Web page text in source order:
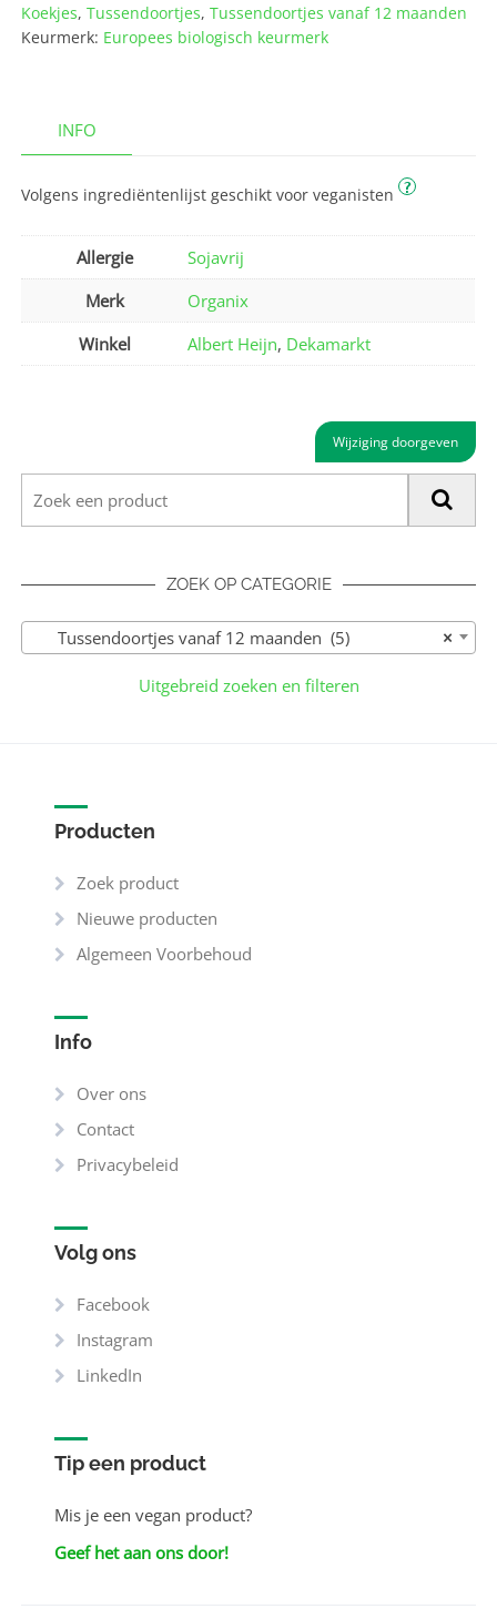
Koekjes,Tussendoortjes,Tussendoortjes vanaf 12 maanden
Keurmerk: Europees biologisch keurmerk
INFO
Volgens ingrediëntenlijst geschikt voor veganisten ?
Allergie
Sojavrij
Merk
Organix
Winkel
Albert Heijn, Dekamarkt
Wijziging doorgeven
ZOEK OP CATEGORIE
×
Tussendoortjes vanaf 12 maanden (5)
Uitgebreid zoeken en filteren
Producten
Zoek product
Nieuwe producten
Algemeen Voorbehoud
Info
Over ons
Contact
Privacybeleid
Volg ons
Facebook
Instagram
LinkedIn
Tip een product
Mis je een vegan product?
Geef het aan ons door!